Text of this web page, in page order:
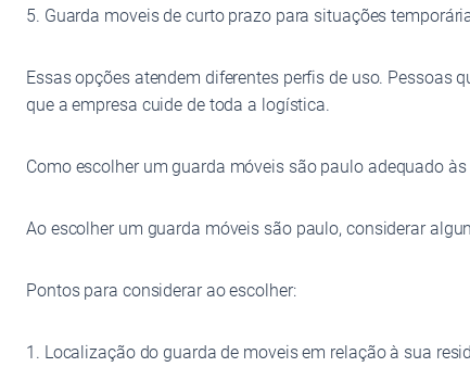
5. Guarda moveis de curto prazo para situações
Essas opções atendem diferentes perfis de uso. Pessoas
que a empresa cuide de toda a logística.
Como escolher um guarda móveis são paulo adequado
Ao escolher um guarda móveis são paulo, considerar
Pontos para considerar ao escolher:
1. Localização do guarda de moveis em relação à sua